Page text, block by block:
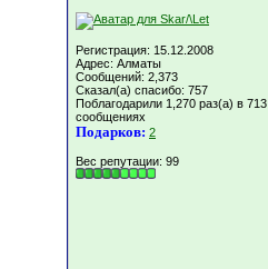
Регистрация: 15.12.2008
Адрес: Алматы
Сообщений: 2,373
Сказал(а) спасибо: 757
Поблагодарили 1,270 раз(а) в 713
сообщениях
Подарков: 2
Вес репутации: 99